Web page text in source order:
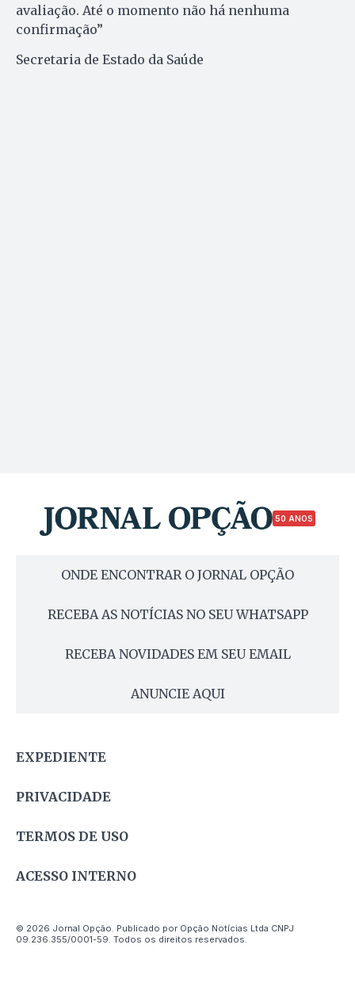
avaliação. Até o momento não há nenhuma
confirmação”
Secretaria de Estado da Saúde
50 ANOS
ONDE ENCONTRAR O JORNAL OPÇÃO
RECEBA AS NOTÍCIAS NO SEU WHATSAPP
RECEBA NOVIDADES EM SEU EMAIL
ANUNCIE AQUI
EXPEDIENTE
PRIVACIDADE
TERMOS DE USO
ACESSO INTERNO
© 2026 Jornal Opção. Publicado por Opção Notícias Ltda CNPJ
09.236.355/0001-59. Todos os direitos reservados.